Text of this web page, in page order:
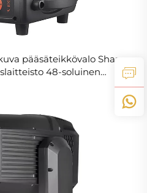
pääsäteikkövalo Sharpy
48-soluinen
prismasäleikkö